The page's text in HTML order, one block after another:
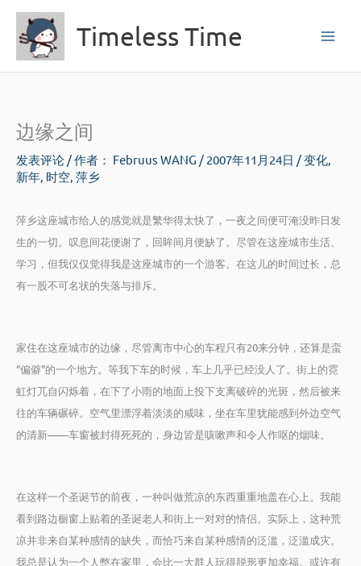
容
Timeless Time
边缘之间
发表评论 / 作者： Februus WANG / 2007年11月24日 /变化
新年 时空 萍乡
萍乡这座城市给人的感觉就是繁华得太快了，一夜之间便可淹没昨日发
生的一切。叹息间花便谢了，回眸间月便缺了。尽管在这座城市生活、
学习，但我仅仅觉得我是这座城市的一个游客。在这儿的时间过长，总
有一股不可名状的失落与排斥。
家住在这座城市的边缘，尽管离市中心的车程只有20来分钟，还算是蛮
“偏僻”的一个地方。等我下车的时候，车上几乎已经没人了。街上的霓
虹灯兀自闪烁着，在下了小雨的地面上投下支离破碎的光斑，然后被来
往的车辆碾碎。空气里漂浮着淡淡的咸味，坐在车里犹能感到外边空气
的清新——车窗被封得死死的，身边皆是咳嗽声和令人作呕的烟味。
在这样一个圣诞节的前夜，一种叫做荒凉的东西重重地盖在心上。我能
看到路边橱窗上贴着的圣诞老人和街上一对对的情侣。实际上，这种荒
凉并非来自某种感情的缺失，而恰巧来自某种感情的泛滥，泛滥成灾。
我总是认为一个人憋在家里，会比一大群人玩得脱形更加幸福。或许有